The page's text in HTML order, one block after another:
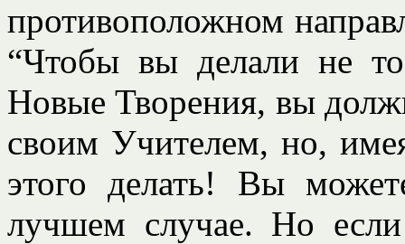
противоположном
“Чтобы вы делали не
Новые Творения, вы
своим Учителем, но,
этого делать! Вы
лучшем случае. Но